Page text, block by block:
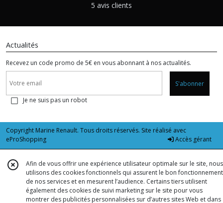
5 avis clients
Actualités
Recevez un code promo de 5€ en vous abonnant à nos actualités.
S'abonner
Je ne suis pas un robot
Copyright Marine Renault. Tous droits réservés. Site réalisé avec
eProShopping
Accès gérant
Afin de vous offrir une expérience utilisateur optimale sur le site, nous
utilisons des cookies fonctionnels qui assurent le bon fonctionnement
de nos services et en mesurent l’audience. Certains tiers utilisent
également des cookies de suivi marketing sur le site pour vous
montrer des publicités personnalisées sur d’autres sites Web et dans